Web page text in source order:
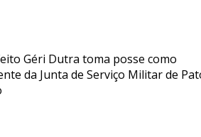
Géri Dutra toma posse como
da Junta de Serviço Militar de